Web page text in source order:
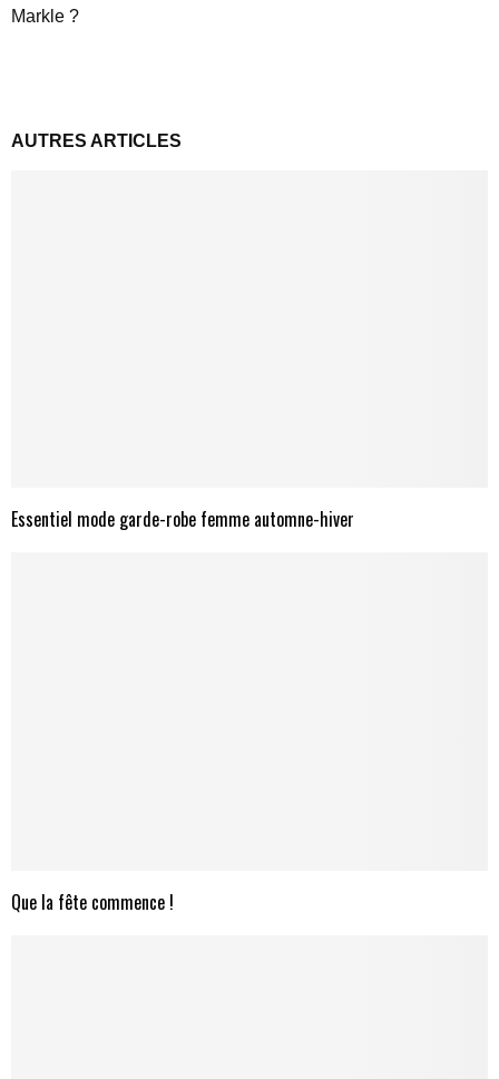
Markle ?
AUTRES ARTICLES
Essentiel mode garde-robe femme automne-hiver
Que la fête commence !